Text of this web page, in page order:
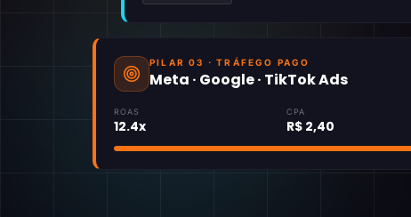
PILAR 03 · TRÁFEGO PAGO
Meta · Google · TikTok Ads
ROAS
12.4x
CPA
R$ 2,40